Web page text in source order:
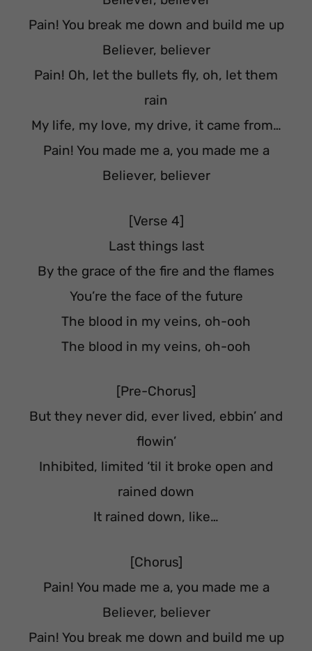
Pain! You break me down and build me up
Believer, believer
Pain! Oh, let the bullets fly, oh, let them
rain
My life, my love, my drive, it came from…
Pain! You made me a, you made me a
Believer, believer
[Verse 4]
Last things last
By the grace of the fire and the flames
You’re the face of the future
The blood in my veins, oh-ooh
The blood in my veins, oh-ooh
[Pre-Chorus]
But they never did, ever lived, ebbin’ and
flowin’
Inhibited, limited ‘til it broke open and
rained down
It rained down, like…
[Chorus]
Pain! You made me a, you made me a
Believer, believer
Pain! You break me down and build me up